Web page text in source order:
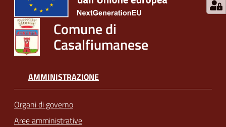
Comune di
Casalfiumanese
AMMINISTRAZIONE
Organi di governo
Aree amministrative